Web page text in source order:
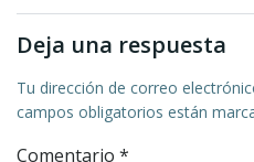
entradas
Deja una respuesta
Tu dirección de correo
campos obligatorios están
Comentario *